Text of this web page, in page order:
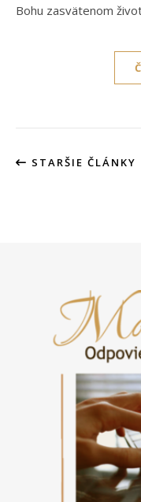
Bohu zasvätenom
STARŠIE ČLÁNKY